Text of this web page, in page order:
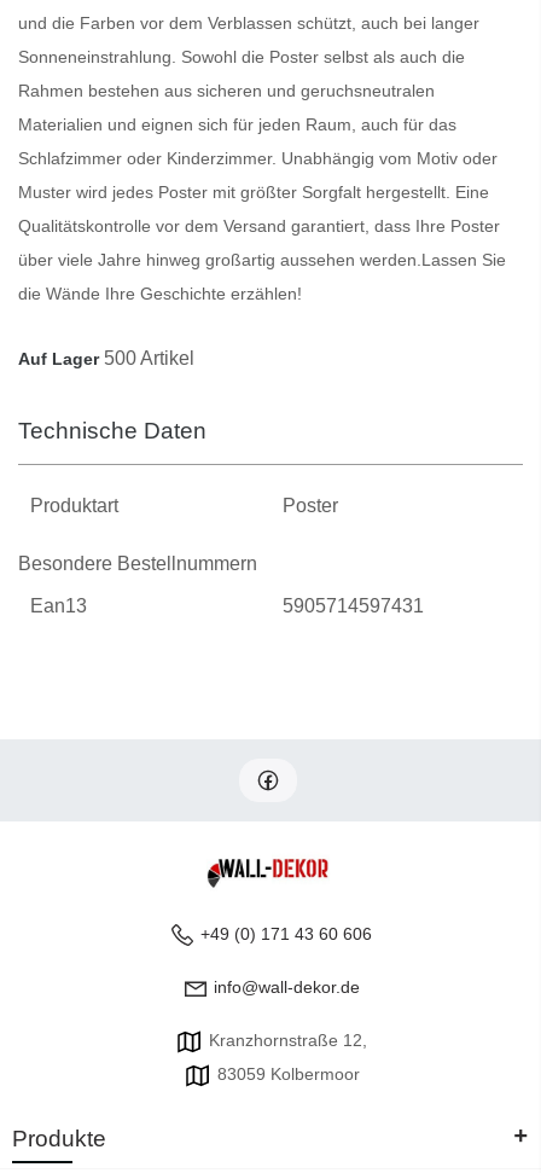
und die Farben vor dem Verblassen schützt, auch bei langer
Sonneneinstrahlung. Sowohl die Poster selbst als auch die
Rahmen bestehen aus sicheren und geruchsneutralen
Materialien und eignen sich für jeden Raum, auch für das
Schlafzimmer oder Kinderzimmer. Unabhängig vom Motiv oder
Muster wird jedes Poster mit größter Sorgfalt hergestellt. Eine
Qualitätskontrolle vor dem Versand garantiert, dass Ihre Poster
über viele Jahre hinweg großartig aussehen werden. Lassen Sie
die Wände Ihre Geschichte erzählen!
Auf Lager 500 Artikel
Technische Daten
Produktart Poster
Besondere Bestellnummern
Ean13 5905714597431
+49 (0) 171 43 60 606
info@wall-dekor.de
Kranzhornstraße 12,
83059 Kolbermoor
Produkte +